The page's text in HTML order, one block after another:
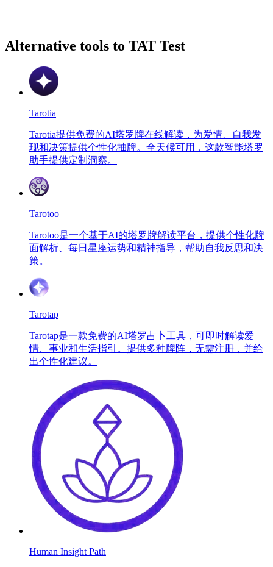
Alternative tools to TAT Test
Tarotia
Tarotia提供免费的AI塔罗牌在线解读，为爱情、自我发
现和决策提供个性化抽牌。全天候可用，这款智能塔罗
助手提供定制洞察。
Tarotoo
Tarotoo是一个基于AI的塔罗牌解读平台，提供个性化牌
面解析、每日星座运势和精神指导，帮助自我反思和决
策。
Tarotap
Tarotap是一款免费的AI塔罗占卜工具，可即时解读爱
情、事业和生活指引。提供多种牌阵，无需注册，并给
出个性化建议。
Human Insight Path